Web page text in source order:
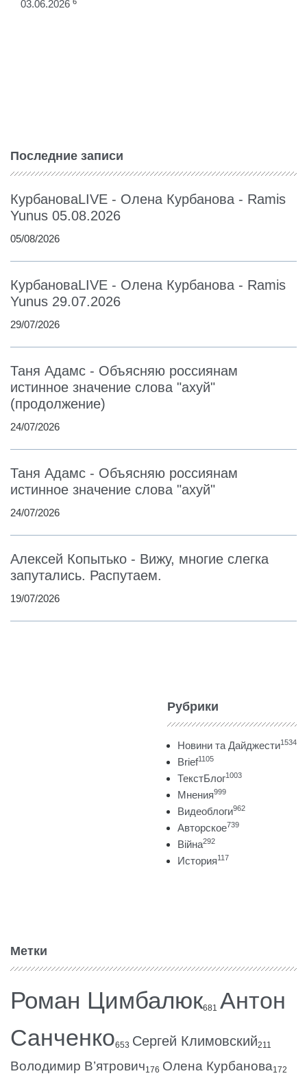
03.06.2026
Последние записи
КурбановаLIVE - Олена Курбанова - Ramis
Yunus 05.08.2026
05/08/2026
КурбановаLIVE - Олена Курбанова - Ramis
Yunus 29.07.2026
29/07/2026
Таня Адамс - Объясняю россиянам
истинное значение слова "ахуй"
(продолжение)
24/07/2026
Таня Адамс - Объясняю россиянам
истинное значение слова "ахуй"
24/07/2026
Алексей Копытько - Вижу, многие слегка
запутались. Распутаем.
19/07/2026
Рубрики
Новини та Дайджести1534
Brief1105
ТекстБлог1003
Мнения999
Видеоблоги962
Авторское739
Війна292
История117
Метки
Роман Цимбалюк681 Антон
Санченко653 Сергей Климовский211
Володимир В’ятрович176 Олена Курбанова172